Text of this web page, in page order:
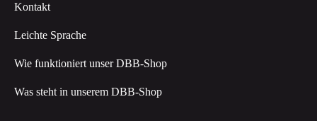
Kontakt
Leichte Sprache
Wie funktioniert unser DBB-Shop
Was steht in unserem DBB-Shop